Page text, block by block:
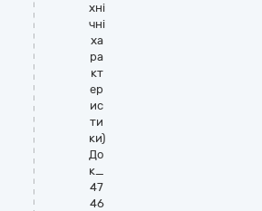
хні
чні
ха
ра
кт
ер
ис
ти
ки)
До
к_
47
46